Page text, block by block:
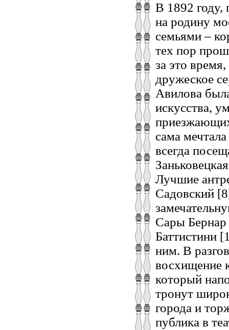
В 1892 году,
на родину
семьями –
тех пор
за это
дружеское
Авилова
искусства,
сама
всегда
Лучшие
Садовский
Сары Бернар
Баттистини
ним. В
восхищение
который
тронут
города и
публика в